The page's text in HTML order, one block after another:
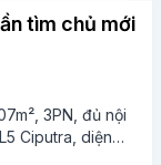
tìm chủ mới
3PN, đủ nội
Ciputra, diện
không gian